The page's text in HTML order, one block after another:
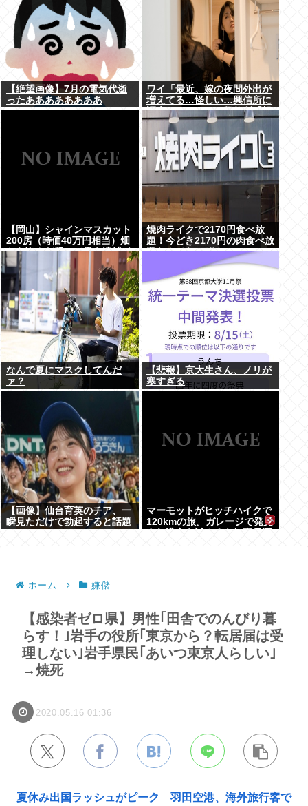
【絶望画像】7月の電気代逝
ったああああああああ
あ！！！！！
ワイ「最近、嫁の夜間外出が
増えてる…怪しい…興信所に
調査させたろ！」興信所「報
告します」⇒結果www
【岡山】シャインマスカット
200房（時価40万円相当）畑
から盗んだ疑いで男を逮捕 ネ
ットで販売
焼肉ライクで2170円食べ放
題！今どき2170円の肉食べ放
題なんてないぞ！
なんで夏にマスクしてんだ
ァ？
【悲報】京大生さん、ノリが
寒すぎる
【画像】仙台育英のチア、一
瞬見ただけで勃起すると話題
マーモットがヒッチハイクで
120kmの旅。ガレージで発見
ホーム 嫌儲
【感染者ゼロ県】男性｢田舎でのんびり暮
らす！｣岩手の役所｢東京から？転居届は受
理しない｣岩手県民｢あいつ東京人らしい｣
→焼死
2020.05.16 01:36
夏休み出国ラッシュがピーク 羽田空港、海外旅行客で